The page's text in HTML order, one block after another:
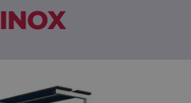
INOX